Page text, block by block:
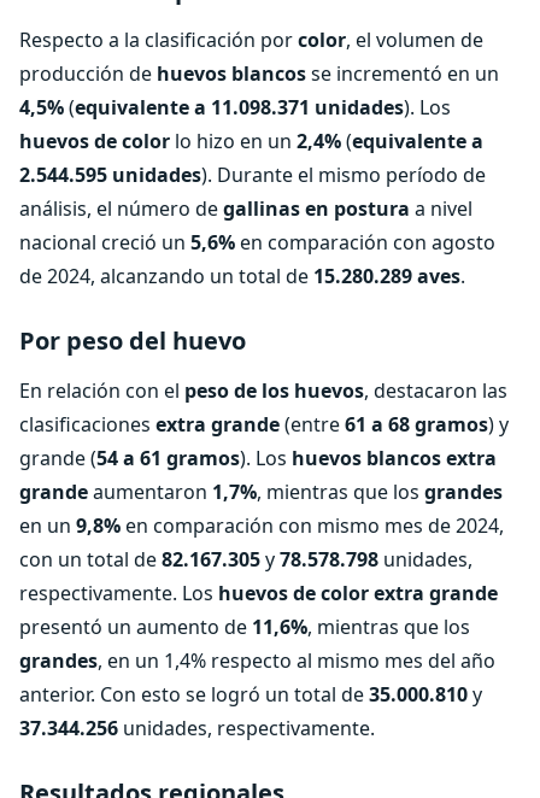
Respecto a la clasificación porcolor, el volumen de
producción de huevos blancosse incrementó en un
4,5%(equivalente a 11.098.371 unidades). Los
huevos de color lo hizo en un 2,4%(equivalente a
2.544.595 unidades). Durante el mismo período de
análisis, el número degallinas en postura a nivel
nacional creció un 5,6%en comparación con agosto
de 2024, alcanzando un total de 15.280.289 aves.
Por peso del huevo
En relación con el peso de los huevos, destacaron las
clasificaciones extra grande(entre61 a 68 gramos) y
grande (54 a 61 gramos). Los huevos blancos extra
grandeaumentaron 1,7%, mientras que los grandes
en un 9,8%en comparación con mismo mes de 2024,
con un total de82.167.305y78.578.798 unidades,
respectivamente. Los huevos de colorextra grande
presentó un aumento de 11,6%, mientras que los
grandes, en un 1,4% respecto al mismo mes del año
anterior. Con esto se logró un total de35.000.810y
37.344.256 unidades, respectivamente.